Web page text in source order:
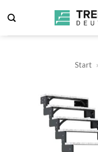
Inhalt
springen
Start